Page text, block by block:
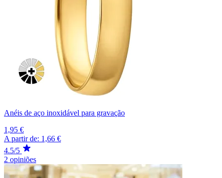
Anéis de aço inoxidável para gravação
1,95 €
A partir de: 1,66 €
4.5/5
2 opiniões